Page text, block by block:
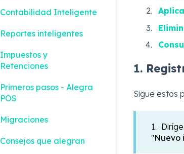
1.
Sigue estos
1.
"Nuevo
Contabilidad Inteligente
Reportes inteligentes
Impuestos y
Retenciones
Primeros pasos - Alegra
POS
Migraciones
Consejos que alegran